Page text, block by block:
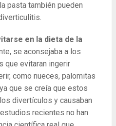
pasta también pueden
en la dieta de la
se aconsejaba a los
que evitaran ingerir
como nueces, palomitas
que se creía que estos
divertículos y causaban
recientes no han